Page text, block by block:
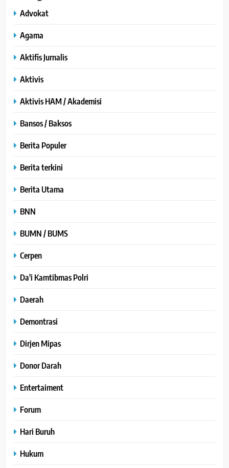
Advokat
Agama
Aktifis Jurnalis
Aktivis
Aktivis HAM / Akademisi
Bansos / Baksos
Berita Populer
Berita terkini
Berita Utama
BNN
BUMN / BUMS
Cerpen
Da'i Kamtibmas Polri
Daerah
Demontrasi
Dirjen Mipas
Donor Darah
Entertaiment
Forum
Hari Buruh
Hukum